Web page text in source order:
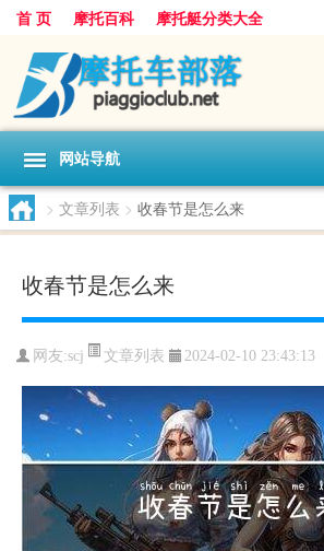
首 页 摩托百科 摩托艇分类大全
网站导航
> 文章列表 > 收春节是怎么来
收春节是怎么来
网友:scj 文章列表 2024-02-10 23:43:13